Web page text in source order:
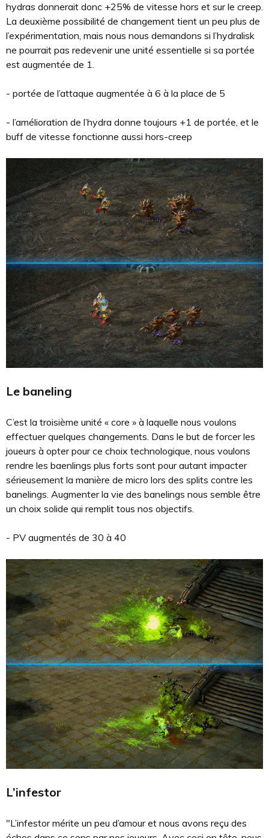
hydras donnerait donc +25% de vitesse hors et sur le creep.
La deuxième possibilité de changement tient un peu plus de
l’expérimentation, mais nous nous demandons si l’hydralisk
ne pourrait pas redevenir une unité essentielle si sa portée
est augmentée de 1.
- portée de l’attaque augmentée à 6 à la place de 5
- l’amélioration de l’hydra donne toujours +1 de portée, et le
buff de vitesse fonctionne aussi hors-creep
Le baneling
C’est la troisième unité « core » à laquelle nous voulons
effectuer quelques changements. Dans le but de forcer les
joueurs à opter pour ce choix technologique, nous voulons
rendre les baenlings plus forts sont pour autant impacter
sérieusement la manière de micro lors des splits contre les
banelings. Augmenter la vie des banelings nous semble être
un choix solide qui remplit tous nos objectifs.
- PV augmentés de 30 à 40
L’infestor
"L’infestor mérite un peu d’amour et nous avons reçu des